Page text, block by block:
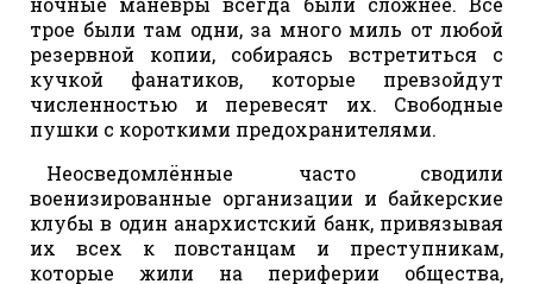
трое были там одни, за много миль от любой
резервной копии, собираясь встретиться с
кучкой фанатиков, которые превзойдут
численностью и перевесят их. Свободные
пушки с короткими предохранителями.
Неосведомлённые часто сводили
военизированные организации и байкерские
клубы в один анархистский банк, привязывая
их всех к повстанцам и преступникам,
которые жили на периферии общества,